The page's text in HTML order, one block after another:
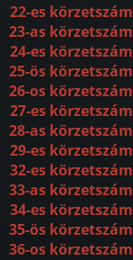
22-es körzetszám
23-as körzetszám
24-es körzetszám
25-ös körzetszám
26-os körzetszám
27-es körzetszám
28-as körzetszám
29-es körzetszám
32-es körzetszám
33-as körzetszám
34-es körzetszám
35-ös körzetszám
36-os körzetszám